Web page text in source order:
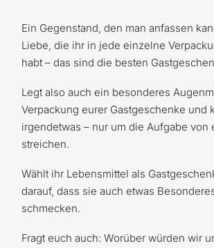
Ein Gegenstand, den man anfassen
Liebe, die ihr in jede einzelne
habt – das sind die besten
Legt also auch ein besonderes
Verpackung eurer Gastgeschenke und
irgendetwas – nur um die Aufgabe von
streichen.
Wählt ihr Lebensmittel als
darauf, dass sie auch etwas
schmecken.
Fragt euch auch: Worüber würden wir